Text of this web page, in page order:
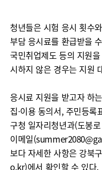
청년들은 시험 응시 횟수
부담 응시료를 환급받을
국민취업제도 등의 지원
시하지 않은 경우는 지원
응시료 지원을 받고자 하
집·이용 동의서, 주민등
구청 일자리청년과(도봉
이메일
보다 자세한 사항은 강
o.kr)에서 확인할 수 있다.